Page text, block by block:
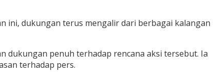
ini, dukungan terus mengalir dari berbagai kalangan
dukungan penuh terhadap rencana aksi tersebut. Ia
terhadap pers.